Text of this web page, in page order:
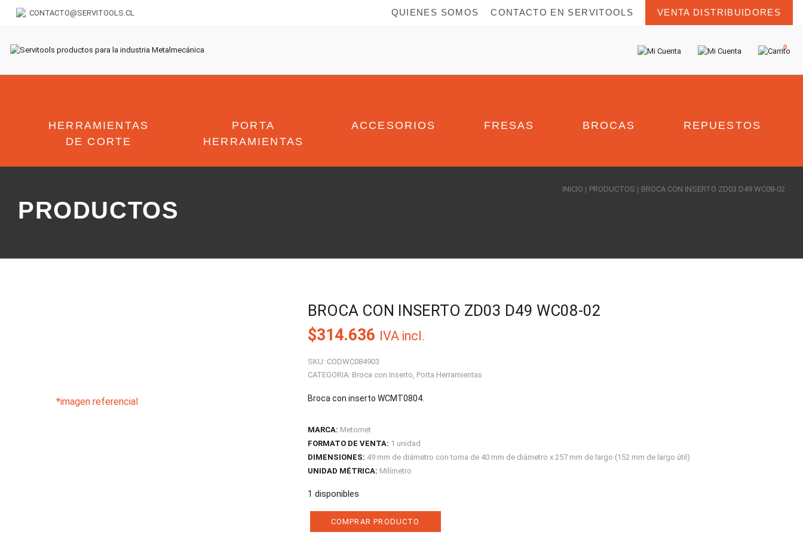
CONTACTO@SERVITOOLS.CL QUIENES SOMOS CONTACTO EN SERVITOOLS VENTA DISTRIBUIDORES
0
HERRAMIENTAS
DE CORTE
PORTA
HERRAMIENTAS
ACCESORIOS FRESAS BROCAS REPUESTOS
INICIO PRODUCTOS BROCA CON INSERTO ZD03 D49 WC08-02
PRODUCTOS
*imagen referencial
BROCA CON INSERTO ZD03 D49 WC08-02
$314.636 IVA incl.
SKU: CODWC084903
CATEGORIA: Broca con Inserto, Porta Herramientas
Broca con inserto WCMT0804.
MARCA: Metomet
FORMATO DE VENTA: 1 unidad
DIMENSIONES: 49 mm de diámetro con toma de 40 mm de diámetro x 257 mm de largo (152 mm de largo útil)
UNIDAD MÉTRICA: Milímetro
1 disponibles
COMPRAR PRODUCTO